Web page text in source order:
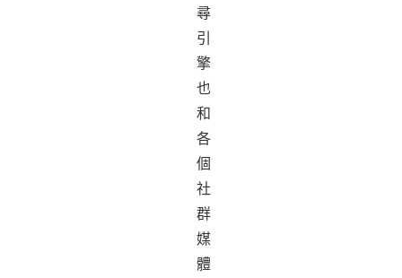
尋
引
擎
也
和
各
個
社
群
媒
體